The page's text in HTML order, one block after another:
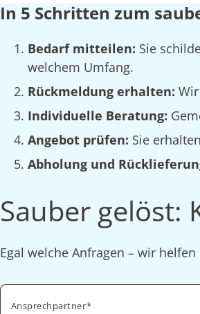
In 5 Schritten zum
Bedarf mitteilen: Sie
welchem Umfang.
Rückmeldung erhalten:
Individuelle Beratung:
Angebot prüfen: Sie
Abholung und
Sauber gelöst:
Egal welche Anfragen – wir
Ansprechpartner